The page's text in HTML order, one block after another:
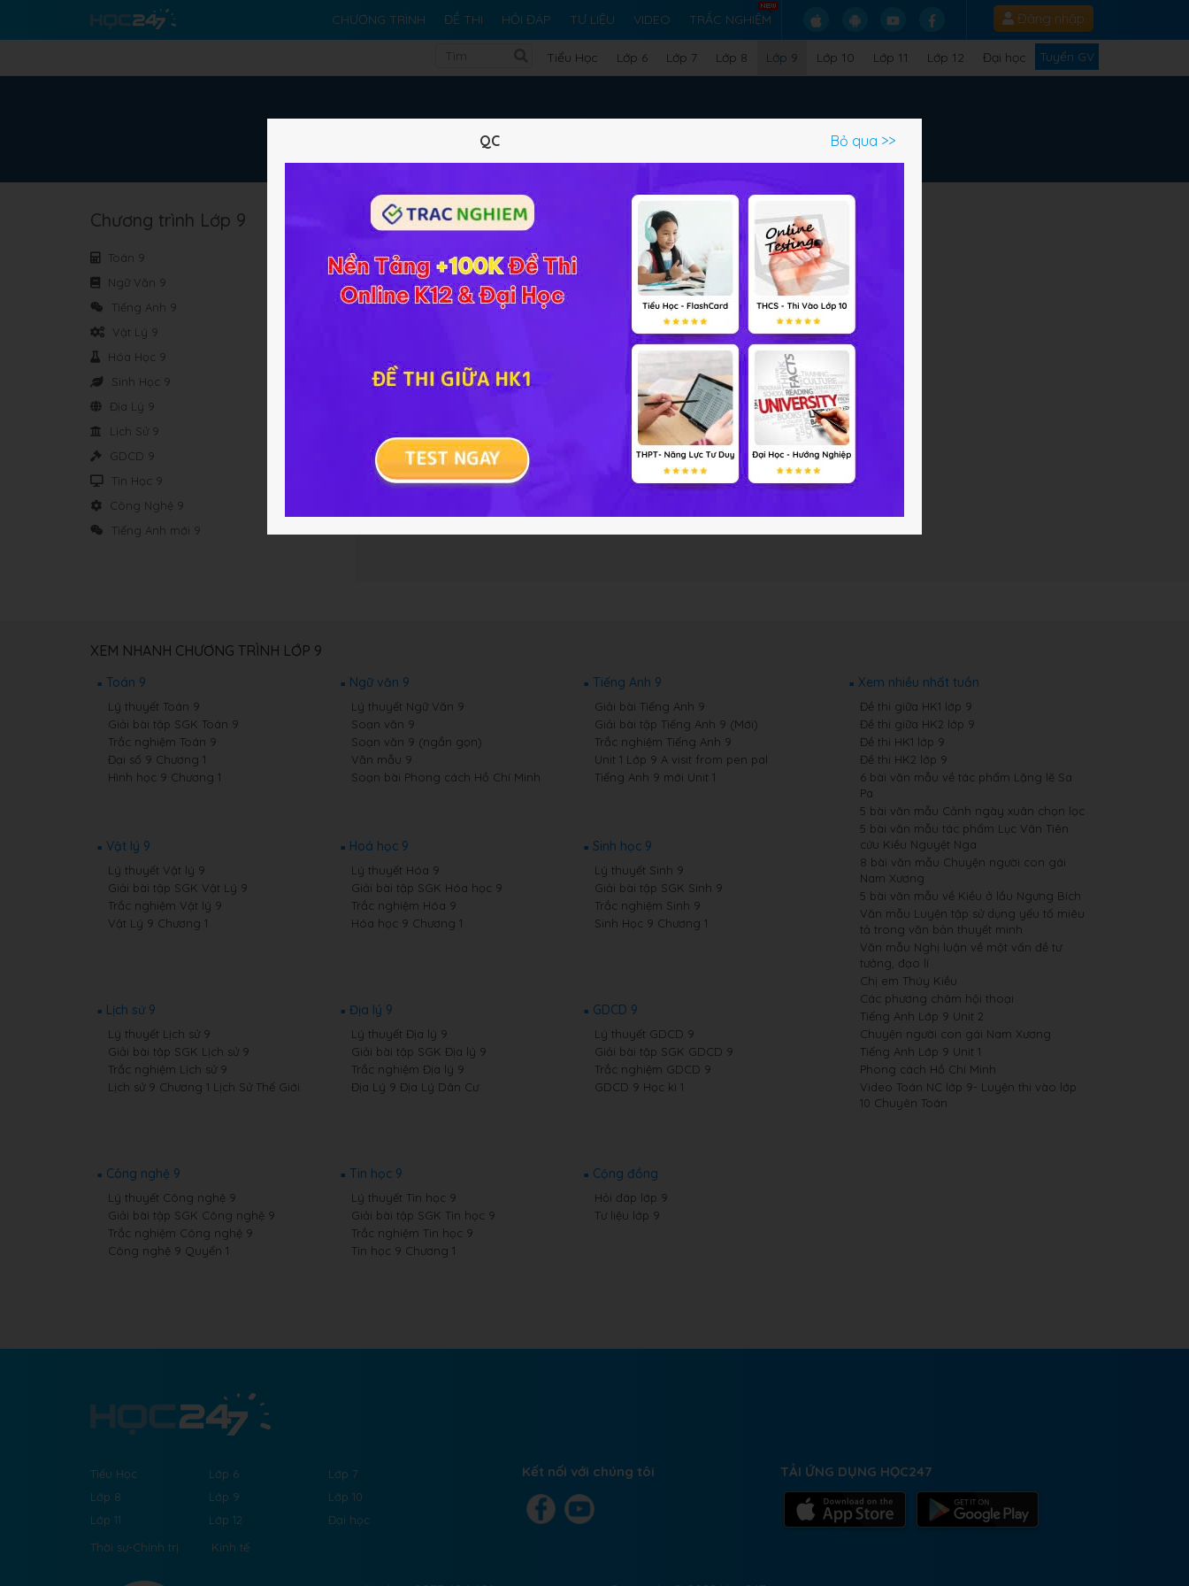
CHƯƠNG TRÌNH ĐỀ THI HỎI ĐÁP TƯ LIỆU VIDEO TRẮC NGHIỆM Đăng nhập
Tiểu Học Lớp 6 Lớp 7 Lớp 8 Lớp 9 Lớp 10 Lớp 11 Lớp 12 Đại học Tuyển GV
Lớp 9
Chương trình Lớp 9
Toán 9
Ngữ Văn 9
Tiếng Anh 9
Vật Lý 9
Hóa Học 9
Sinh Học 9
Địa Lý 9
Lịch Sử 9
GDCD 9
Tin Học 9
Công Nghệ 9
Tiếng Anh mới 9
XEM NHANH CHƯƠNG TRÌNH LỚP 9
Toán 9
Lý thuyết Toán 9
Giải bài tập SGK Toán 9
Trắc nghiệm Toán 9
Đại số 9 Chương 1
Hình học 9 Chương 1
Ngữ văn 9
Lý thuyết Ngữ Văn 9
Soạn văn 9
Soạn văn 9 (ngắn gọn)
Văn mẫu 9
Soạn bài Phong cách Hồ Chí Minh
Tiếng Anh 9
Giải bài Tiếng Anh 9
Giải bài tập Tiếng Anh 9 (Mới)
Trắc nghiệm Tiếng Anh 9
Unit 1 Lớp 9 A visit from pen pal
Tiếng Anh 9 mới Unit 1
Vật lý 9
Lý thuyết Vật lý 9
Giải bài tập SGK Vật Lý 9
Trắc nghiệm Vật lý 9
Vật Lý 9 Chương 1
Hoá học 9
Lý thuyết Hóa 9
Giải bài tập SGK Hóa học 9
Trắc nghiệm Hóa 9
Hóa học 9 Chương 1
Sinh học 9
Lý thuyết Sinh 9
Giải bài tập SGK Sinh 9
Trắc nghiệm Sinh 9
Sinh Học 9 Chương 1
Lịch sử 9
Lý thuyết Lịch sử 9
Giải bài tập SGK Lịch sử 9
Trắc nghiệm Lịch sử 9
Lịch sử 9 Chương 1 Lịch Sử Thế Giới
Địa lý 9
Lý thuyết Địa lý 9
Giải bài tập SGK Địa lý 9
Trắc nghiệm Địa lý 9
Địa Lý 9 Địa Lý Dân Cư
GDCD 9
Lý thuyết GDCD 9
Giải bài tập SGK GDCD 9
Trắc nghiệm GDCD 9
GDCD 9 Học kì 1
Công nghệ 9
Lý thuyết Công nghệ 9
Giải bài tập SGK Công nghệ 9
Trắc nghiệm Công nghệ 9
Công nghệ 9 Quyển 1
Tin học 9
Lý thuyết Tin học 9
Giải bài tập SGK Tin học 9
Trắc nghiệm Tin học 9
Tin học 9 Chương 1
Cộng đồng
Hỏi đáp lớp 9
Tư liệu lớp 9
Xem nhiều nhất tuần
Đề thi giữa HK1 lớp 9
Đề thi giữa HK2 lớp 9
Đề thi HK1 lớp 9
Đề thi HK2 lớp 9
6 bài văn mẫu về tác phẩm Lặng lẽ Sa
Pa
5 bài văn mẫu Cảnh ngày xuân chọn lọc
5 bài văn mẫu tác phẩm Lục Vân Tiên
cứu Kiều Nguyệt Nga
8 bài văn mẫu Chuyện người con gái
Nam Xương
5 bài văn mẫu về Kiều ở lầu Ngưng Bích
Văn mẫu Luyện tập sử dụng yếu tố miêu
tả trong văn bản thuyết minh
Văn mẫu Nghị luận về một vấn đề tư
tưởng, đạo lí
Chị em Thúy Kiều
Các phương châm hội thoại
Tiếng Anh Lớp 9 Unit 2
Chuyện người con gái Nam Xương
Tiếng Anh Lớp 9 Unit 1
Phong cách Hồ Chí Minh
Video Toán NC lớp 9- Luyện thi vào lớp
10 Chuyên Toán
Tiểu Học Lớp 6
Lớp 7
Lớp 8
Lớp 9
Lớp 10
Lớp 11
Lớp 12
Đại học
Thời sự-Chính trị
Kinh tế
Kết nối với chúng tôi TẢI ỨNG DỤNG HỌC247
QC Bỏ qua >>